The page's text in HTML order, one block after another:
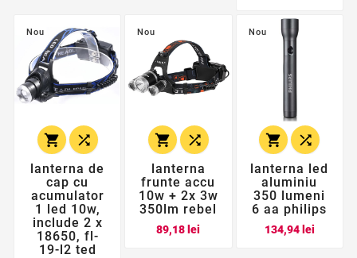
Nou
 
lanterna de
cap cu
acumulator
1 led 10w,
include 2 x
18650, fl-
19-l2 ted
Nou
 
lanterna
frunte accu
10w + 2x 3w
350lm rebel
89,18 lei
Nou
 
lanterna led
aluminiu
350 lumeni
6 aa philips
134,94 leiPret